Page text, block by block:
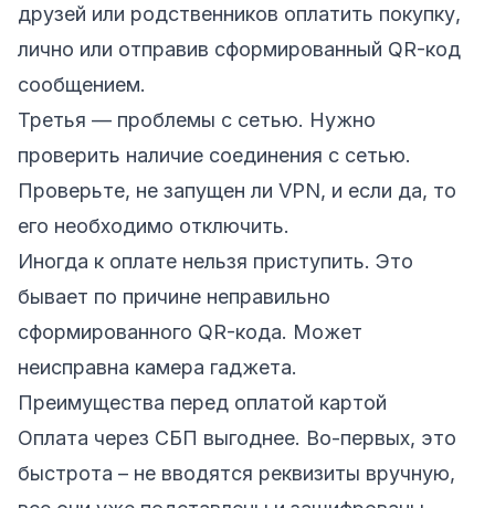
друзей или родственников оплатить покупку,
лично или отправив сформированный QR-код
сообщением.
Третья — проблемы с сетью. Нужно
проверить наличие соединения с сетью.
Проверьте, не запущен ли VPN, и если да, то
его необходимо отключить.
Иногда к оплате нельзя приступить. Это
бывает по причине неправильно
сформированного QR-кода. Может
неисправна камера гаджета.
Преимущества перед оплатой картой
Оплата через СБП выгоднее. Во-первых, это
быстрота – не вводятся реквизиты вручную,